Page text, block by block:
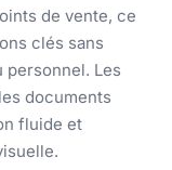
de vente, ce
clés sans
personnel. Les
documents
fluide et